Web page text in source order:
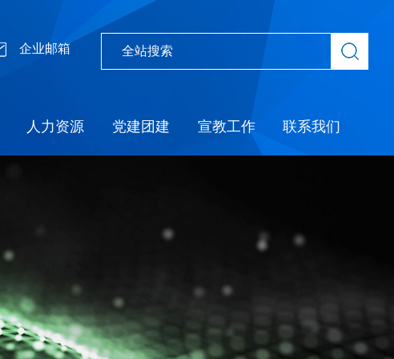
企业邮箱
人力资源 党建团建 宣教工作 联系我们